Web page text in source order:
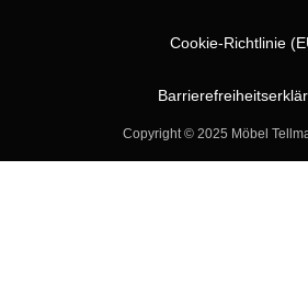
Copyright © 2025 Möbel
Cookie-Richtlinie